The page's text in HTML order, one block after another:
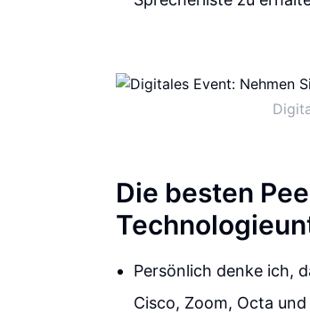
Die besten
Persönlich denke ich,
Cisco, Zoom, Octa